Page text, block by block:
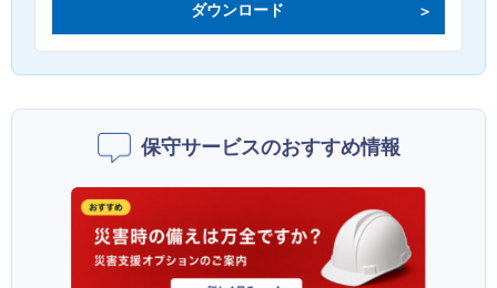
ダウンロード
保守サービスのおすすめ情報